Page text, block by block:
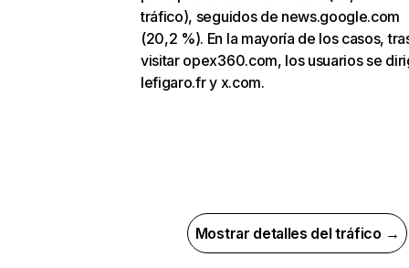
tráfico), seguidos de news.google.com
(20,2 %). En la mayoría de los casos,
visitar opex360.com, los usuarios se
lefigaro.fr y x.com.
Mostrar detalles del tráfico →